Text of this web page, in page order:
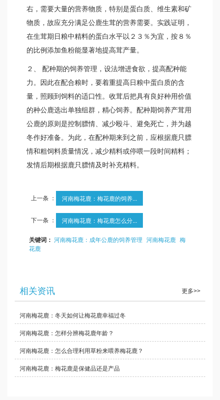
右，需要大量的营养物质，特别是蛋白质、维生素和矿
物质，故应充分满足公鹿生茸的营养需要。实践证明，
在生茸期日粮中精料的蛋白水平以２３％为宜，按８％
的比例添加鱼粉能显著地提高茸产量。
２、 配种期的饲养管理，设法增进食欲，提高配种能
力。因此在配合粮时，要着重提高日粮中蛋白质的含
量，照顾到饲料的适口性。收茸后把具有良好种用价值
的种公鹿选出单独组群，精心饲养。配种期饲养产茸用
公鹿的原则是控制膘情、减少殴斗、避免死亡，并为越
冬作好准备。为此，在配种期来到之前，应根据鹿只膘
情和粗饲料质量情况，减少精料或停喂一段时间精料；
发情后期根据鹿只膘情及时补充精料。
上一条 ： 河南梅花鹿：梅花鹿的饲养...
下一条 ： 河南梅花鹿：梅花鹿怎么分...
关键词： 河南梅花鹿：成年公鹿的饲养管理 河南梅花鹿 梅
花鹿
相关资讯 更多>>
河南梅花鹿：冬天如何让梅花鹿幸福过冬
河南梅花鹿：怎样分辨梅花鹿年龄？
河南梅花鹿：怎么合理利用草粉来喂养梅花鹿？
河南梅花鹿：梅花鹿是保健品还是产品